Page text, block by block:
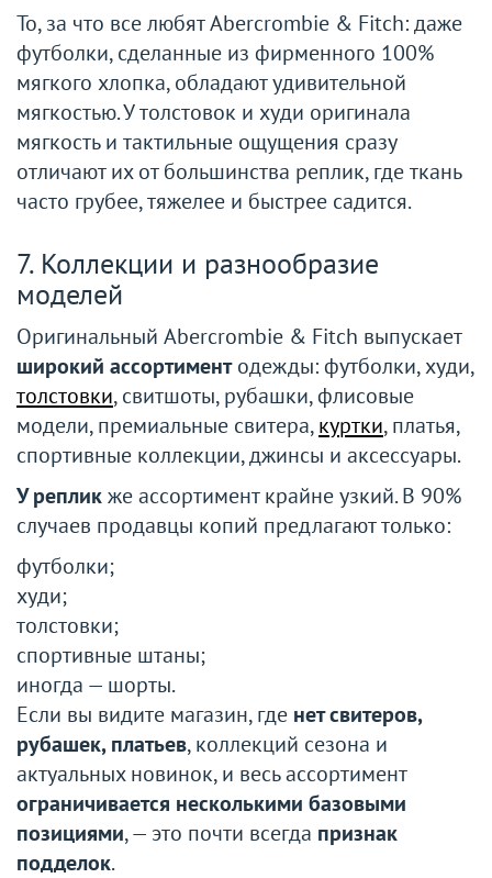
То, за что все любят Abercrombie & Fitch: даже
футболки, сделанные из фирменного 100%
мягкого хлопка, обладают удивительной
мягкостью. У толстовок и худи оригинала
мягкость и тактильные ощущения сразу
отличают их от большинства реплик, где ткань
часто грубее, тяжелее и быстрее садится.
7. Коллекции и разнообразие
моделей
Оригинальный Abercrombie & Fitch выпускает
широкий ассортиментодежды: футболки, худи,
толстовки, свитшоты, рубашки, флисовые
модели, премиальные свитера,куртки, платья,
спортивные коллекции, джинсы и аксессуары.
У репликже ассортимент крайне узкий. В 90%
случаев продавцы копий предлагают только:
футболки;
худи;
толстовки;
спортивные штаны;
иногда — шорты.
Если вы видите магазин, где нет свитеров,
рубашек, платьев, коллекций сезона и
актуальных новинок, и весь ассортимент
ограничивается несколькими базовыми
позициями, — это почти всегда признак
подделок.